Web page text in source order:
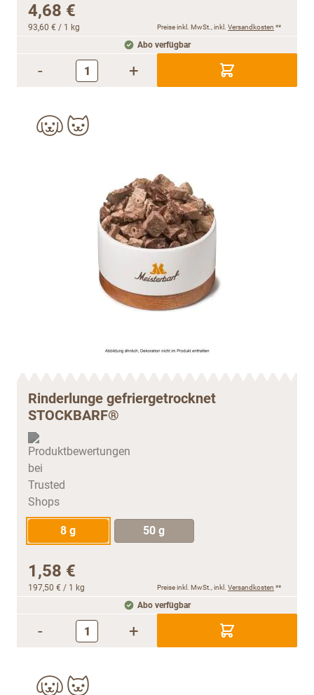
4,68 €
93,60 € / 1 kg Preise inkl. MwSt., inkl. Versandkosten **
Abo verfügbar
- +
Rinderlunge gefriergetrocknet
STOCKBARF®
8 g 50 g
1,58 €
197,50 € / 1 kg Preise inkl. MwSt., inkl. Versandkosten **
Abo verfügbar
- +